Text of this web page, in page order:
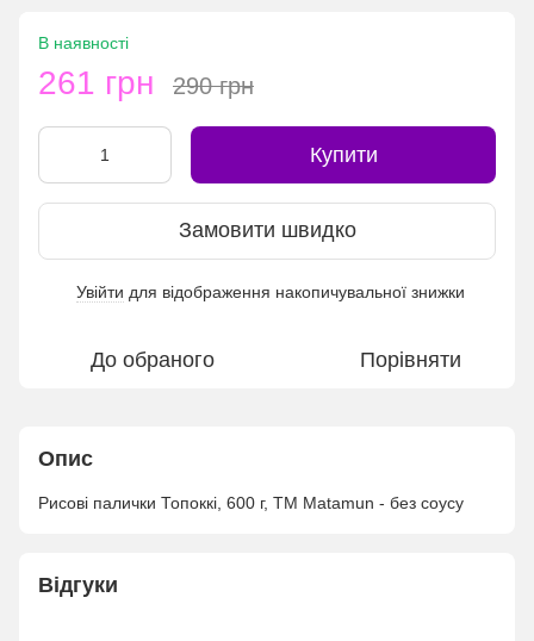
В наявності
261 грн 290 грн
Купити
Замовити швидко
Увійти для відображення накопичувальної знижки
До обраного Порівняти
Опис
Рисові палички Топоккі, 600 г, ТМ Matamun - без соусу
Відгуки